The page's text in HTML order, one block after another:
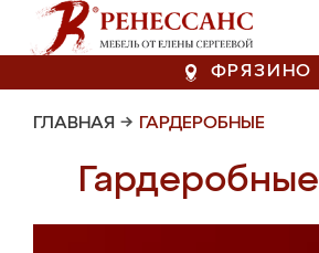
ФРЯЗИНО
ГЛАВНАЯ → ГАРДЕРОБНЫЕ
Гардеробные